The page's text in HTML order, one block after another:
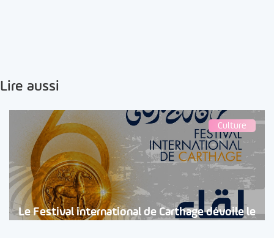
Lire aussi
Culture
Le Festival international de Carthage dévoile le